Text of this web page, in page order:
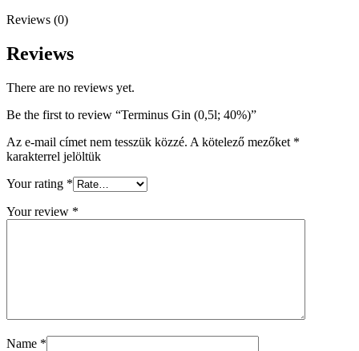
Reviews (0)
Reviews
There are no reviews yet.
Be the first to review “Terminus Gin (0,5l; 40%)”
Az e-mail címet nem tesszük közzé. A kötelező mezőket *
karakterrel jelöltük
Your rating *
Your review *
Name *